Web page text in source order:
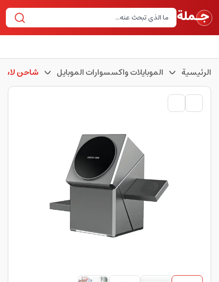
الرئيسية الموبايلات واكسسوارات الموبايل شاحن